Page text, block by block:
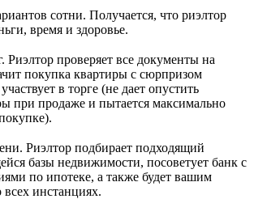
сотни. Получается, что риэлтор
время и здоровье.
Риэлтор проверяет все документы на
покупка квартиры с сюрпризом
в торге (не дает опустить
при продаже и пытается максимально
Риэлтор подбирает подходящий
базы недвижимости, посоветует банк с
по ипотеке, а также будет вашим
всех инстанциях.